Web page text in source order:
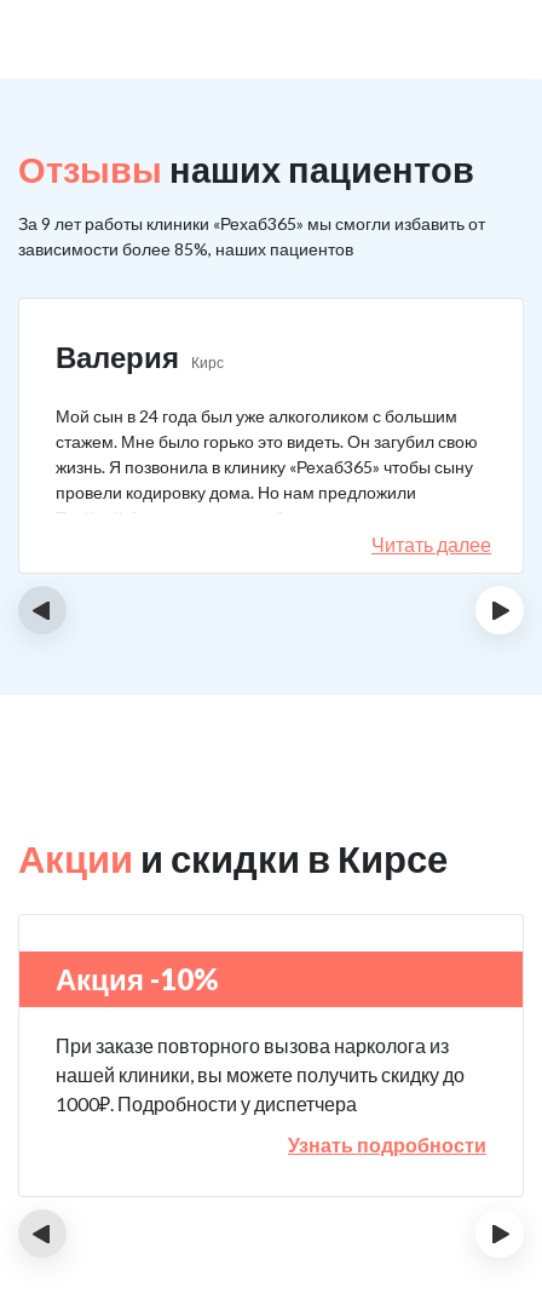
Отзывы наших пациентов
За 9 лет работы клиники «Рехаб365» мы смогли избавить от
зависимости более 85%, наших пациентов
Валерия Кирс
Мой сын в 24 года был уже алкоголиком с большим
стажем. Мне было горько это видеть. Он загубил свою
жизнь. Я позвонила в клинику «Рехаб365» чтобы сыну
провели кодировку дома. Но нам предложили
Тройной блок в клинике, чтобы уж наверняка помогло.
Мы согласились. Вот уже 4 месяца как сын не пьет. На
работу устроился, дома помогает, девушку завел.
Читать далее
‹ ›
Акции и скидки в Кирсе
Акция -10%
При заказе повторного вызова нарколога из
нашей клиники, вы можете получить скидку до
1000₽. Подробности у диспетчера
Узнать подробности
‹ ›